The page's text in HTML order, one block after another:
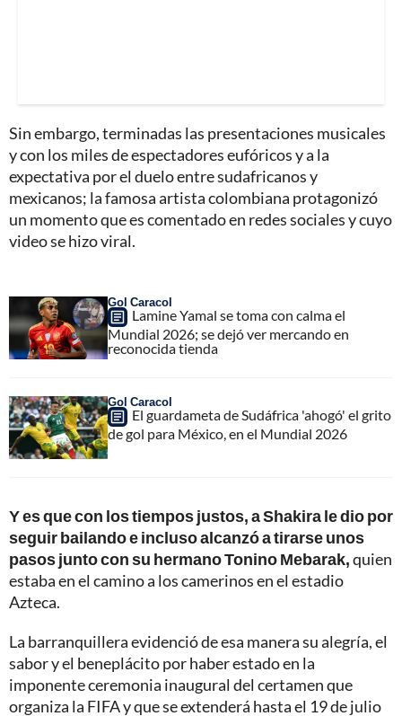
Sin embargo, terminadas las presentaciones musicales
y con los miles de espectadores eufóricos y a la
expectativa por el duelo entre sudafricanos y
mexicanos; la famosa artista colombiana protagonizó
un momento que es comentado en redes sociales y cuyo
video se hizo viral.
Gol Caracol
Lamine Yamal se toma con calma el
Mundial 2026; se dejó ver mercando en
reconocida tienda
Gol Caracol
El guardameta de Sudáfrica 'ahogó' el grito
de gol para México, en el Mundial 2026
Y es que con los tiempos justos, a Shakira le dio por
seguir bailando e incluso alcanzó a tirarse unos
pasos junto con su hermano Tonino Mebarak,quien
estaba en el camino a los camerinos en el estadio
Azteca.
La barranquillera evidenció de esa manera su alegría, el
sabor y el beneplácito por haber estado en la
imponente ceremonia inaugural del certamen que
organiza la FIFA y que se extenderá hasta el 19 de julio